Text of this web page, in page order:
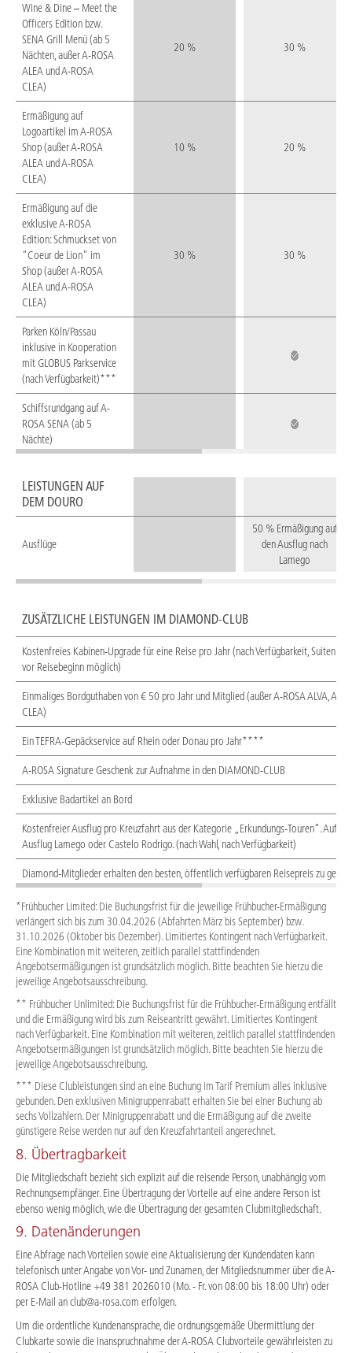
Wine & Dine – Meet the
Officers Edition bzw.
SENA Grill Menü (ab 5
Nächten, außer A-ROSA
ALEA und A-ROSA
CLEA)
20 % 30 %
Ermäßigung auf
Logoartikel im A-ROSA
Shop (außer A-ROSA
ALEA und A-ROSA
CLEA)
10 % 20 %
Ermäßigung auf die
exklusive A-ROSA
Edition: Schmuckset von
"Coeur de Lion" im
Shop (außer A-ROSA
ALEA und A-ROSA
CLEA)
30 % 30 %
Parken Köln/Passau
inklusive in Kooperation
mit GLOBUS Parkservice
(nach Verfügbarkeit)***
Schiffsrundgang auf A-
ROSA SENA (ab 5
Nächte)
LEISTUNGEN AUF
DEM DOURO
Ausflüge
50 % Ermäßigung auf
den Ausflug nach
Lamego
ZUSÄTZLICHE LEISTUNGEN IM DIAMOND-CLUB
Kostenfreies Kabinen-Upgrade für eine Reise pro Jahr (nach Verfügbarkeit, Suiten
vor Reisebeginn möglich)
Einmaliges Bordguthaben von € 50 pro Jahr und Mitglied (außer A-ROSA ALVA, A-
CLEA)
Ein TEFRA-Gepäckservice auf Rhein oder Donau pro Jahr****
A-ROSA Signature Geschenk zur Aufnahme in den DIAMOND-CLUB
Exklusive Badartikel an Bord
Kostenfreier Ausflug pro Kreuzfahrt aus der Kategorie „Erkundungs-Touren“. Auf
Ausflug Lamego oder Castelo Rodrigo. (nach Wahl, nach Verfügbarkeit)
Diamond-Mitglieder erhalten den besten, öffentlich verfügbaren Reisepreis zu
*Frühbucher Limited: Die Buchungsfrist für die jeweilige Frühbucher-Ermäßigung
verlängert sich bis zum 30.04.2026 (Abfahrten März bis September) bzw.
31.10.2026 (Oktober bis Dezember). Limitiertes Kontingent nach Verfügbarkeit.
Eine Kombination mit weiteren, zeitlich parallel stattfindenden
Angebotsermäßigungen ist grundsätzlich möglich. Bitte beachten Sie hierzu die
jeweilige Angebotsausschreibung.
** Frühbucher Unlimited: Die Buchungsfrist für die Frühbucher-Ermäßigung entfällt
und die Ermäßigung wird bis zum Reiseantritt gewährt. Limitiertes Kontingent
nach Verfügbarkeit. Eine Kombination mit weiteren, zeitlich parallel stattfindenden
Angebotsermäßigungen ist grundsätzlich möglich. Bitte beachten Sie hierzu die
jeweilige Angebotsausschreibung.
*** Diese Clubleistungen sind an eine Buchung im Tarif Premium alles inklusive
gebunden. Den exklusiven Minigruppenrabatt erhalten Sie bei einer Buchung ab
sechs Vollzahlern. Der Minigruppenrabatt und die Ermäßigung auf die zweite
günstigere Reise werden nur auf den Kreuzfahrtanteil angerechnet.
8. Übertragbarkeit
Die Mitgliedschaft bezieht sich explizit auf die reisende Person, unabhängig vom
Rechnungsempfänger. Eine Übertragung der Vorteile auf eine andere Person ist
ebenso wenig möglich, wie die Übertragung der gesamten Clubmitgliedschaft.
9. Datenänderungen
Eine Abfrage nach Vorteilen sowie eine Aktualisierung der Kundendaten kann
telefonisch unter Angabe von Vor- und Zunamen, der Mitgliedsnummer über die A-
ROSA Club-Hotline +49 381 2026010 (Mo. - Fr. von 08:00 bis 18:00 Uhr) oder
per E-Mail an club@a-rosa.com erfolgen.
Um die ordentliche Kundenansprache, die ordnungsgemäße Übermittlung der
Clubkarte sowie die Inanspruchnahme der A-ROSA Clubvorteile gewährleisten zu